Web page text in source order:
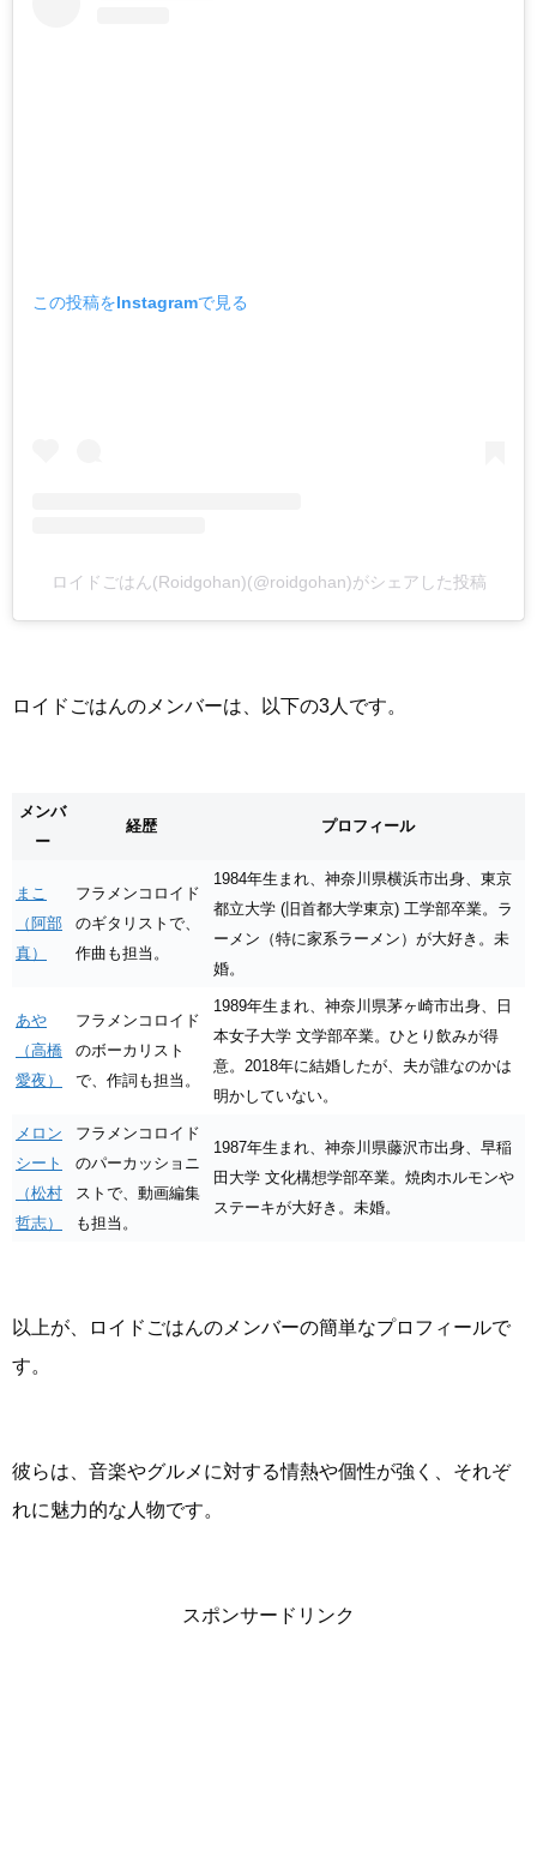
この投稿をInstagramで見る
ロイドごはん(Roidgohan)(@roidgohan)がシェアした投稿
ロイドごはんのメンバーは、以下の3人です。
メンバ
ー
経歴 プロフィール
まこ
（阿部
真）
フラメンコロイド
のギタリストで、
作曲も担当。
1984年生まれ、神奈川県横浜市出身、東京
都立大学 (旧首都大学東京) 工学部卒業。ラ
ーメン（特に家系ラーメン）が大好き。未
婚。
あや
（高橋
愛夜）
フラメンコロイド
のボーカリスト
で、作詞も担当。
1989年生まれ、神奈川県茅ヶ崎市出身、日
本女子大学 文学部卒業。ひとり飲みが得
意。2018年に結婚したが、夫が誰なのかは
明かしていない。
メロン
シート
（松村
哲志）
フラメンコロイド
のパーカッショニ
ストで、動画編集
も担当。
1987年生まれ、神奈川県藤沢市出身、早稲
田大学 文化構想学部卒業。焼肉ホルモンや
ステーキが大好き。未婚。
以上が、ロイドごはんのメンバーの簡単なプロフィールで
す。
彼らは、音楽やグルメに対する情熱や個性が強く、それぞ
れに魅力的な人物です。
スポンサードリンク